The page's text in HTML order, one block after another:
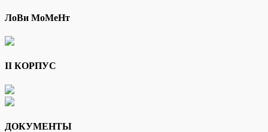
ЛоВи МоМеНт
II КОРПУС
ДОКУМЕНТЫ